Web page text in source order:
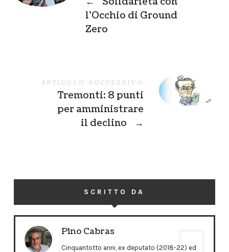
l’Occhio di Ground
Zero
ARTICOLO SUCCESSIVO
Tremonti: 8 punti
per amministrare
il declino
→
SCRITTO DA
Pino Cabras
Cinquantotto anni, ex deputato (2018-22) ed